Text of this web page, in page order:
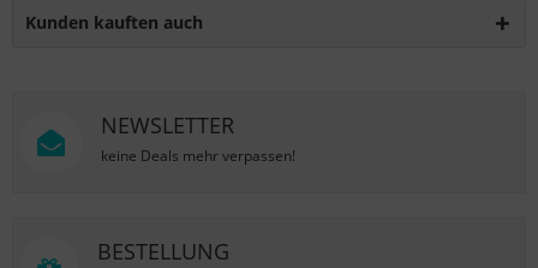
Kunden kauften auch
NEWSLETTER
keine Deals mehr verpassen!
BESTELLUNG